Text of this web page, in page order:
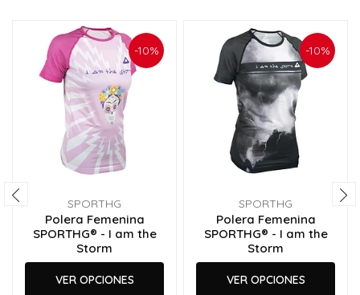
-10%
SPORTHG
Polera Femenina
SPORTHG® - I am the
Storm
VER OPCIONES
-10%
SPORTHG
Polera Femenina
SPORTHG® - I am the
Storm
VER OPCIONES